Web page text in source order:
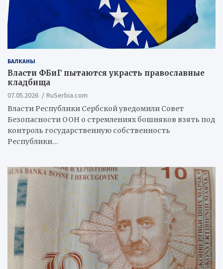
БАЛКАНЫ
Власти ФБиГ пытаются украсть православные
кладбища
07.05.2026
RuSerbia.com
Власти Республики Сербской уведомили Совет
Безопасности ООН о стремлениях бошняков взять под
контроль государственную собственность
Республики…